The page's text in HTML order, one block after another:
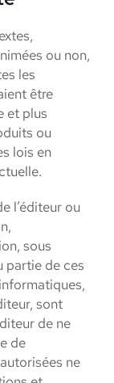
ou non,
les
être
et plus
ou
lois en
l’éditeur ou
sous
partie de ces
sont
de ne
de
ne